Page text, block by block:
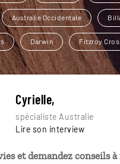
Australie Occidentale
Darwin Fitzroy
Cyrielle,
spécialiste Australie
Lire son interview
et demandez conseils à